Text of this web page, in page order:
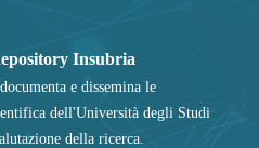
Insubria
e dissemina le
dell'Università degli Studi
della ricerca.